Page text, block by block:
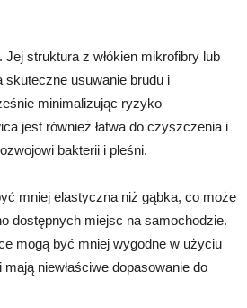
struktura z włókien mikrofibry lub
skuteczne usuwanie brudu i
minimalizując ryzyko
jest również łatwa do czyszczenia i
bakterii i pleśni.
mniej elastyczna niż gąbka, co może
dostępnych miejsc na samochodzie.
mogą być mniej wygodne w użyciu
niewłaściwe dopasowanie do